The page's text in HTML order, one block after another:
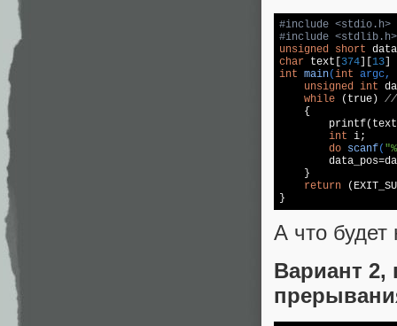
#include <stdio.h>
#include <stdlib.h>
unsigned
short
char text[374][13]
int main(int argc,
unsigned
int
while ( true) //
    {
printf
int i;
do scanf(
    }
return
А что будет
Вариант 2,